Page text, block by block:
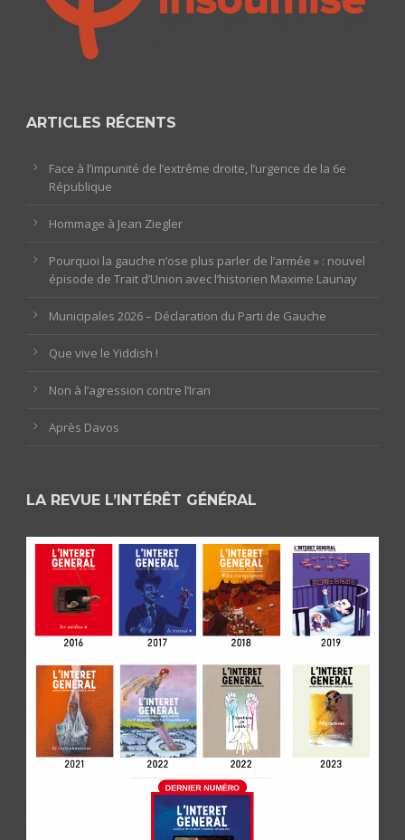
ARTICLES RÉCENTS
Face à l’impunité de l’extrême droite, l’urgence de la 6e
République
Hommage à Jean Ziegler
Pourquoi la gauche n’ose plus parler de l’armée » : nouvel
épisode de Trait d’Union avec l’historien Maxime Launay
Municipales 2026 – Déclaration du Parti de Gauche
Que vive le Yiddish !
Non à l’agression contre l’Iran
Après Davos
LA REVUE L’INTÉRÊT GÉNÉRAL